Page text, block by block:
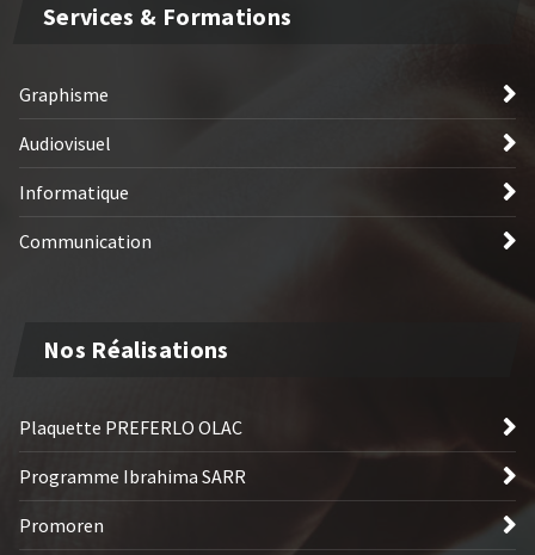
Services & Formations
Graphisme
Audiovisuel
Informatique
Communication
Nos Réalisations
Plaquette PREFERLO OLAC
Programme Ibrahima SARR
Promoren